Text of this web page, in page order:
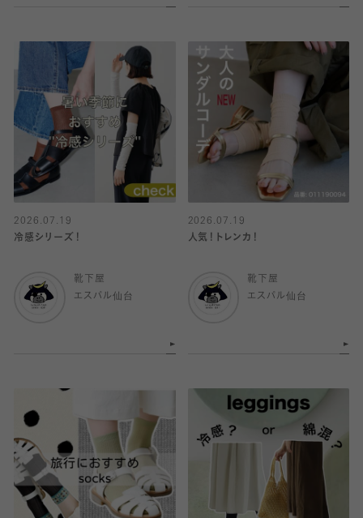
2026.07.19
冷感シリーズ！
靴下屋
エスパル仙台
2026.07.19
人気！トレンカ！
靴下屋
エスパル仙台